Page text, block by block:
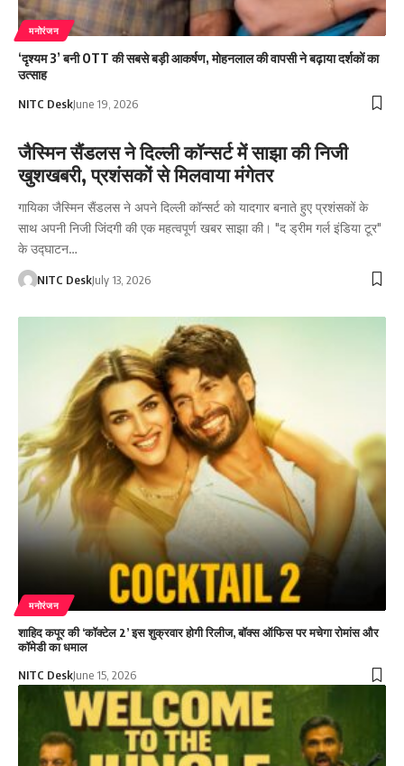
मनोरंजन
‘दृश्यम 3’ बनी OTT की सबसे बड़ी आकर्षण, मोहनलाल की वापसी ने बढ़ाया दर्शकों का
उत्साह
NITC DeskJune 19, 2026
जैस्मिन सैंडलस ने दिल्ली कॉन्सर्ट में साझा की निजी
खुशखबरी, प्रशंसकों से मिलवाया मंगेतर
गायिका जैस्मिन सैंडलस ने अपने दिल्ली कॉन्सर्ट को यादगार बनाते हुए प्रशंसकों के
साथ अपनी निजी जिंदगी की एक महत्वपूर्ण खबर साझा की। "द ड्रीम गर्ल इंडिया टूर"
के उद्घाटन…
NITC DeskJuly 13, 2026
मनोरंजन
शाहिद कपूर की ‘कॉक्टेल 2’ इस शुक्रवार होगी रिलीज, बॉक्स ऑफिस पर मचेगा रोमांस और
कॉमेडी का धमाल
NITC DeskJune 15, 2026